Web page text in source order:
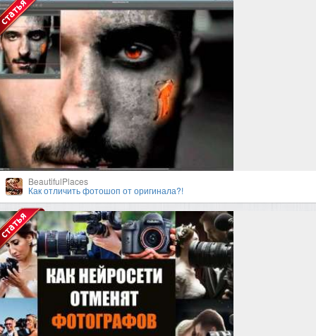
BeautifulPlaces
Как отличить фотошоп от оригинала?!